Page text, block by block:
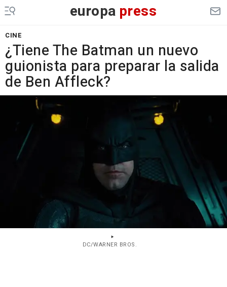
europa press
CINE
¿Tiene The Batman un nuevo
guionista para preparar la salida
de Ben Affleck?
DC/WARNER BROS.